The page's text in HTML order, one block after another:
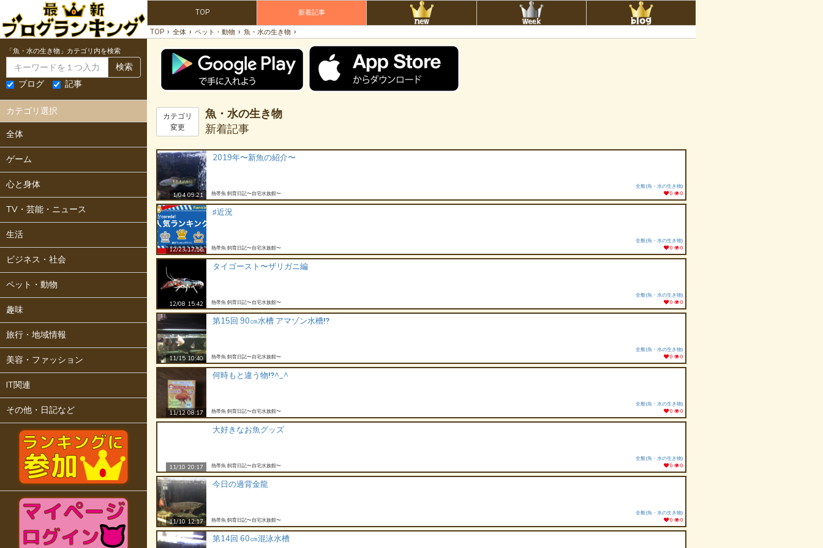
「魚・水の生き物」カテゴリ内を検索
検索
ブログ
記事
カテゴリ選択
全体
ゲーム
心と身体
TV・芸能・ニュース
生活
ビジネス・社会
ペット・動物
趣味
旅行・地域情報
美容・ファッション
IT関連
その他・日記など
TOP 新着記事
TOP › 全体 › ペット・動物 › 魚・水の生き物 ›
カテゴリ
変更
魚・水の生き物
新着記事
1/04 09:21
2019年〜新魚の紹介〜
熱帯魚 飼育日記〜自宅水族館〜
全般(魚・水の生き物)
0
0
12/23 17:56
♯近況
熱帯魚 飼育日記〜自宅水族館〜
全般(魚・水の生き物)
0
0
12/08 15:42
タイゴースト〜ザリガニ編
熱帯魚 飼育日記〜自宅水族館〜
全般(魚・水の生き物)
0
0
11/15 10:40
第15回 90㎝水槽 アマゾン水槽⁉️
熱帯魚 飼育日記〜自宅水族館〜
全般(魚・水の生き物)
0
0
11/12 08:17
何時もと違う物⁉️^_^
熱帯魚 飼育日記〜自宅水族館〜
全般(魚・水の生き物)
0
0
11/10 20:17
大好きなお魚グッズ
熱帯魚 飼育日記〜自宅水族館〜
全般(魚・水の生き物)
0
0
11/10 12:17
今日の過背金龍
熱帯魚 飼育日記〜自宅水族館〜
全般(魚・水の生き物)
0
0
第14回 60㎝混泳水槽